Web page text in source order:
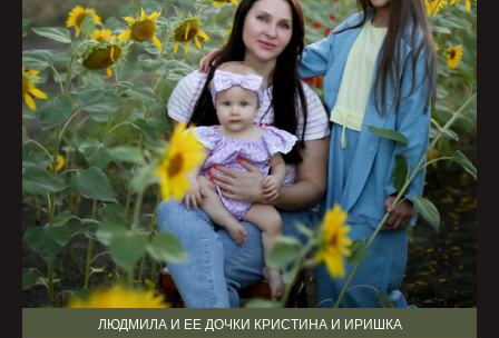
ЛЮДМИЛА И ЕЕ ДОЧКИ КРИСТИНА И ИРИШКА